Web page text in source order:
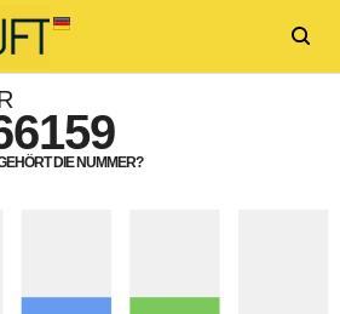
DIE NUMMER?